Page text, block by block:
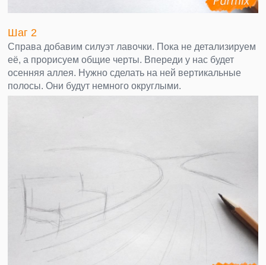
Шаг 2
Справа добавим силуэт лавочки. Пока не детализируем
её, а прорисуем общие черты. Впереди у нас будет
осенняя аллея. Нужно сделать на ней вертикальные
полосы. Они будут немного округлыми.